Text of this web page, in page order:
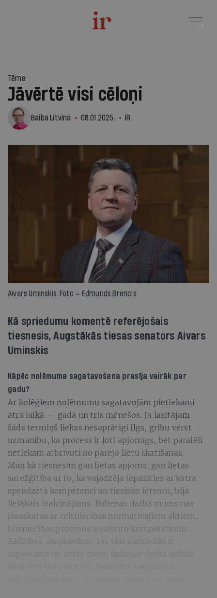
Tēma
Jāvērtē visi cēloņi
Baiba Litvina 08.01.2025. IR
Aivars Uminskis. Foto — Edmunds Brencis
Kā spriedumu komentē referējošais
tiesnesis, Augstākās tiesas senators Aivars
Uminskis
Kāpēc nolēmuma sagatavošana prasīja vairāk par
gadu?
Ar kolēģiem nolēmumu sagatavojām pietiekami
ātrā laikā — gadā un trīs mēnešos. Ja lasītājam
šāds termiņš liekas nesaprātīgi ilgs, gribu vērst
uzmanību, ka process ir ļoti apjomīgs, bet paralēli
netiekam atbrīvoti no pārējo lietu skatīšanas.
Man kā tiesnesim gan lietas apjoms, gan lietas
sarežģītība ar to, ka vajadzēja iepazīties ar katra
apsūdzētā kompetenci un tiesisko ietvaru, bija
lielākais izaicinājums. Ikdienas darbā mums nav
jāsaskaras ar celtniecības normatīvajiem aktiem,
būvniecības procesos iesaistīto kompetencēm.
Zādzības, slepkavības, tas viss sadzīviski ir